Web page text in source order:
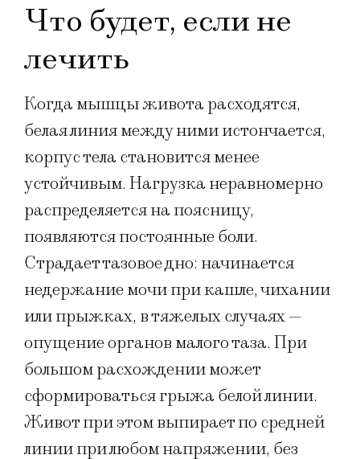
Что будет, если не
лечить
Когда мышцы живота расходятся,
белая линия между ними истончается,
корпус тела становится менее
устойчивым. Нагрузка неравномерно
распределяется на поясницу,
появляются постоянные боли.
Страдает тазовое дно: начинается
недержание мочи при кашле, чихании
или прыжках, в тяжелых случаях —
опущение органов малого таза. При
большом расхождении может
сформироваться грыжа белой линии.
Живот при этом выпирает по средней
линии при любом напряжении, без